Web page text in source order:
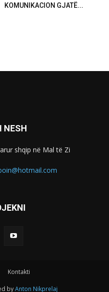
KOMUNIKACION GJATË...
NESH
shqip në Mal të Zi
Kontakti
byAnton Nikprelaj